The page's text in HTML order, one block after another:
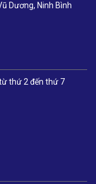
Dương, Ninh Bình
thứ 2 đến thứ 7